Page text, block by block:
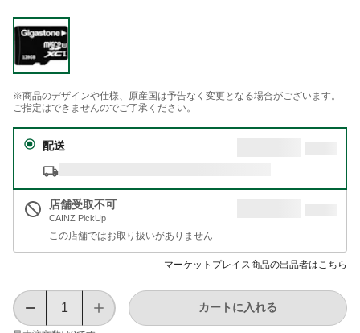
※商品のデザインや仕様、原産国は予告なく変更となる場合がございます。
ご指定はできませんのでご了承ください。
配送
店舗受取不可
CAINZ PickUp
この店舗ではお取り扱いがありません
マーケットプレイス商品の出品者はこちら
カートに入れる